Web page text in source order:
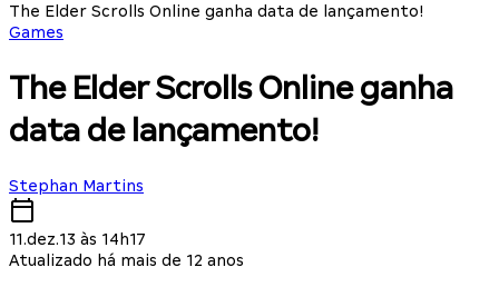
The Elder Scrolls Online ganha data de lançamento!
Games
The Elder Scrolls Online ganha
data de lançamento!
Stephan Martins
11.dez.13 às 14h17
Atualizado há mais de 12 anos